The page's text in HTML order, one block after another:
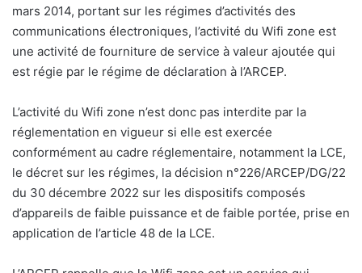
mars 2014, portant sur les régimes d’activités des
communications électroniques, l’activité du Wifi zone est
une activité de fourniture de service à valeur ajoutée qui
est régie par le régime de déclaration à l’ARCEP.
L’activité du Wifi zone n’est donc pas interdite par la
réglementation en vigueur si elle est exercée
conformément au cadre réglementaire, notamment la LCE,
le décret sur les régimes, la décision n°226/ARCEP/DG/22
du 30 décembre 2022 sur les dispositifs composés
d’appareils de faible puissance et de faible portée, prise en
application de l’article 48 de la LCE.